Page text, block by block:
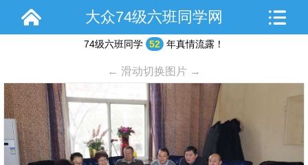
大众74级六班同学网
74级六班同学 52 年真情流露！
← 滑动切换图片 →